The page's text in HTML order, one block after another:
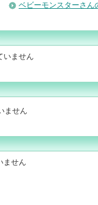
ベビーモンスターさん
いません
ません
ません